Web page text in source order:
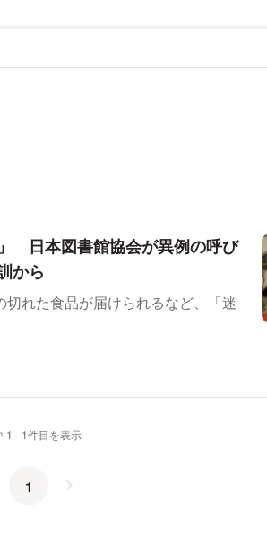
日本図書館協会が異例の呼び
から
れた食品が届けられるなど、「迷
1 - 1件目を表示
1